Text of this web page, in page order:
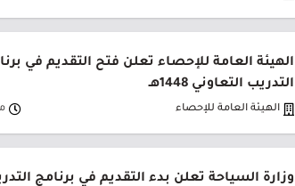
الهيئة العامة للإحصاء تعلن فتح التقديم في
التدريب التعاوني 1448هـ
الهيئة العامة للإحصاء
وزارة السياحة تعلن بدء التقديم في برنامج